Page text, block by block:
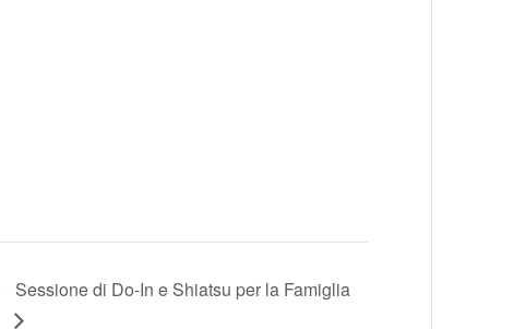
Sessione di Do-In e Shiatsu per la Famiglia